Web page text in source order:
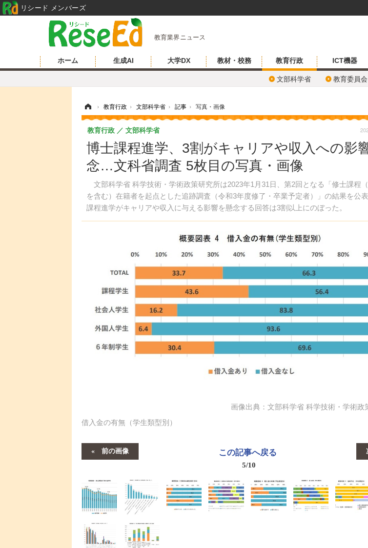
教育業界ニュース
ホーム 生成AI 大学DX 教材・校務 教育行政
文部科学省 教育委員会
ICT機器
› 教育行政 › 文部科学省 › 記事 › 写真・画像
博士課程進学、3割がキャリアや収入への影
念…文科省調査 5枚目の写真・画像
文部科学省 科学技術・学術政策研究所は2023年1月31日、第2回となる「修士課程
を含む）在籍者を起点とした追跡調査（令和3年度修了・卒業予定者）」の結果を公
課程進学がキャリアや収入に与える影響を懸念する回答は3割以上にのぼった。
教育行政 文部科学省
画像出典：文部科学省 科学技術・学術政
借入金の有無（学生類型別）
前の画像 この記事へ戻る
5/10
リシード メンバーズ